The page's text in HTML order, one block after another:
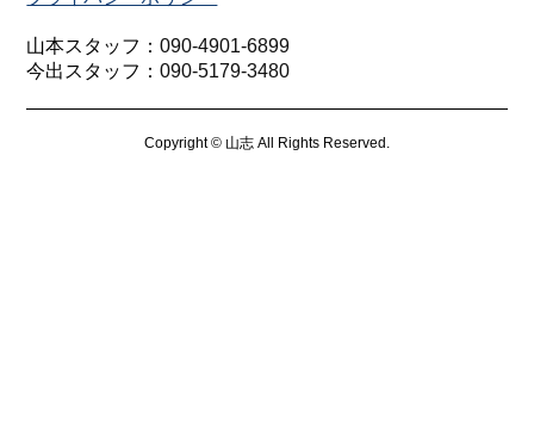
山本スタッフ：090-4901-6899
今出スタッフ：090-5179-3480
Copyright © 山志 All Rights Reserved.